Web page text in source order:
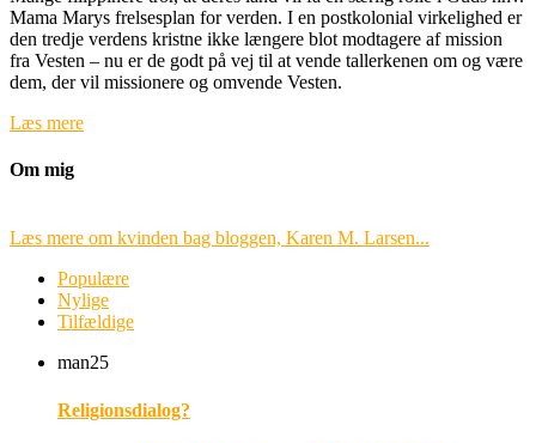
Mama Marys frelsesplan for verden. I en postkolonial virkelighed er
den tredje verdens kristne ikke længere blot modtagere af mission
fra Vesten – nu er de godt på vej til at vende tallerkenen om og være
dem, der vil missionere og omvende Vesten.
Læs mere
Om mig
Læs mere om kvinden bag bloggen, Karen M. Larsen...
Populære
Nylige
Tilfældige
man25
Religionsdialog?